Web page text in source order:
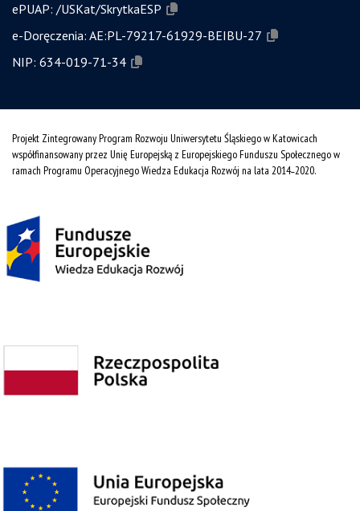
ePUAP: /USKat/SkrytkaESP
e-Doręczenia: AE:PL-79217-61929-BEIBU-27
NIP: 634-019-71-34
Projekt Zintegrowany Program Rozwoju Uniwersytetu Śląskiego w Katowicach
współfinansowany przez Unię Europejską z Europejskiego Funduszu Społecznego w
ramach Programu Operacyjnego Wiedza Edukacja Rozwój na lata 2014˗2020.